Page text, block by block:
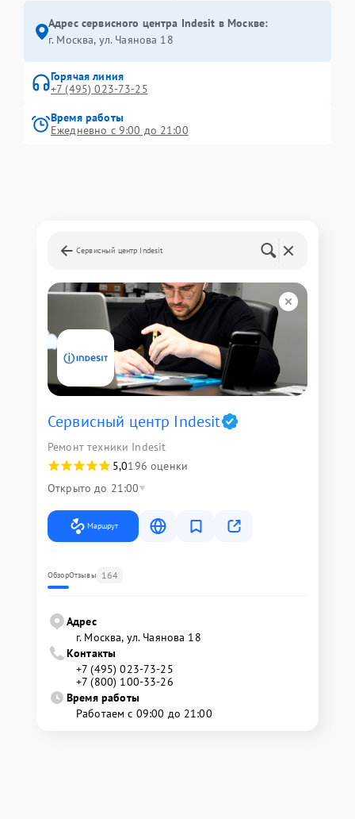
Адрес сервисного центра Indesit в Москве:
г. Москва, ул. Чаянова 18
Горячая линия
+7 (495) 023-73-25
Время работы
Ежедневно с 9:00 до 21:00
Сервисный центр Indesit
Сервисный центр Indesit
Ремонт техники Indesit
5,0196 оценки
Открыто до 21:00
Маршрут
ОбзорОтзывы 164
Адрес
г. Москва, ул. Чаянова 18
Контакты
+7 (495) 023-73-25
+7 (800) 100-33-26
Время работы
Работаем с 09:00 до 21:00